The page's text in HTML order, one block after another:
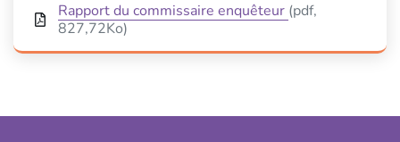
Rapport du commissaire enquêteur (pdf,
827,72Ko)